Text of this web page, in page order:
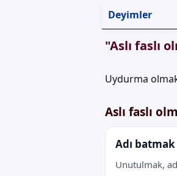
Deyimler
"Aslı faslı
Uydurma
Aslı faslı
Adı batmak
Unutulmak,